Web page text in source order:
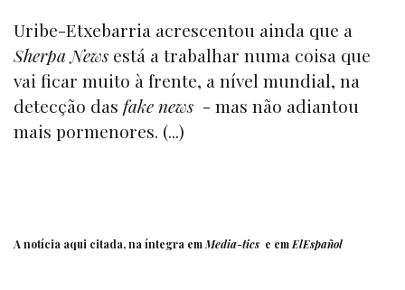
Uribe-Etxebarria acrescentou ainda que a
Sherpa News está a trabalhar numa coisa que
vai ficar muito à frente, a nível mundial, na
detecção das fake news - mas não adiantou
mais pormenores. (...)
A notícia aqui citada, na íntegra emMedia-tics e emElEspañol